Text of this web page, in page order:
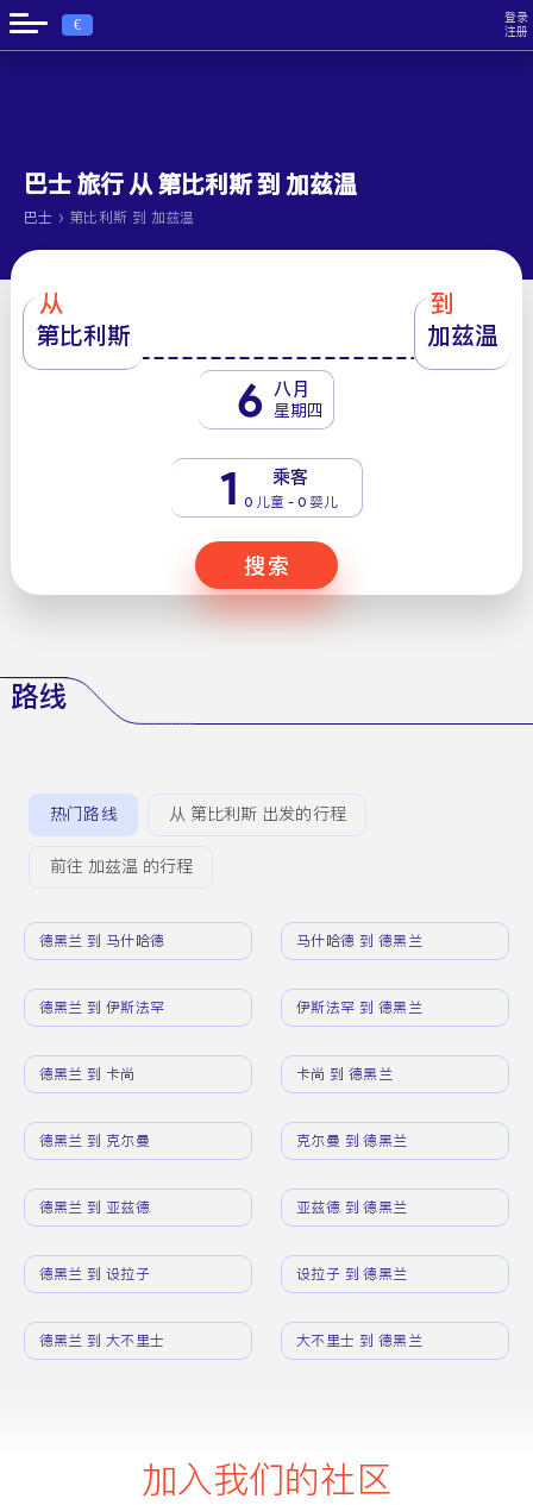
€
登录
注册
巴士 旅行 从 第比利斯 到 加兹温
巴士 › 第比利斯 到 加兹温
从
第比利斯
到
加兹温
6 八月
星期四
1 乘客
0 儿童 - 0 婴儿
搜索
路线
热门路线 从 第比利斯 出发的行程
前往 加兹温 的行程
德黑兰 到 马什哈德 马什哈德 到 德黑兰
德黑兰 到 伊斯法罕 伊斯法罕 到 德黑兰
德黑兰 到 卡尚 卡尚 到 德黑兰
德黑兰 到 克尔曼 克尔曼 到 德黑兰
德黑兰 到 亚兹德 亚兹德 到 德黑兰
德黑兰 到 设拉子 设拉子 到 德黑兰
德黑兰 到 大不里士 大不里士 到 德黑兰
加入我们的社区